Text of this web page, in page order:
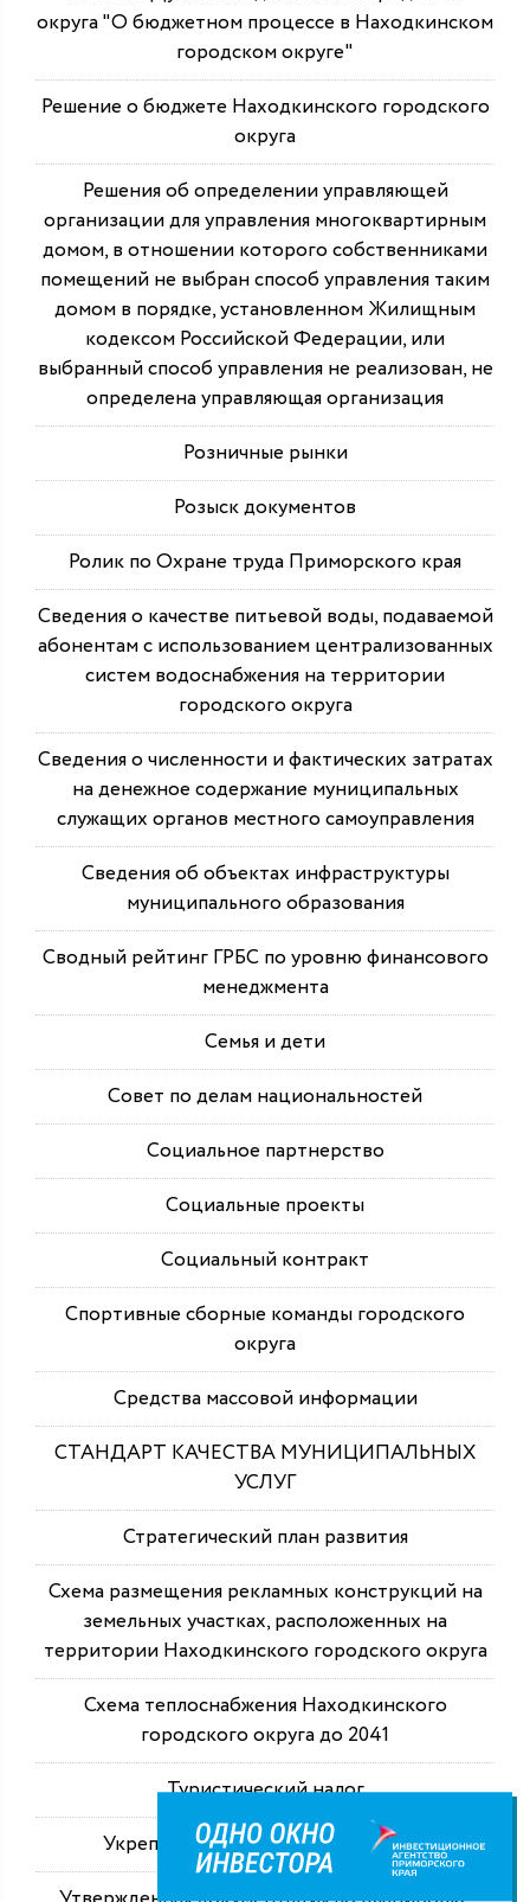
округа "О бюджетном процессе в Находкинском
городском округе"
Решение о бюджете Находкинского городского
округа
Решения об определении управляющей
организации для управления многоквартирным
домом, в отношении которого собственниками
помещений не выбран способ управления таким
домом в порядке, установленном Жилищным
кодексом Российской Федерации, или
выбранный способ управления не реализован, не
определена управляющая организация
Розничные рынки
Розыск документов
Ролик по Охране труда Приморского края
Сведения о качестве питьевой воды, подаваемой
абонентам с использованием централизованных
систем водоснабжения на территории
городского округа
Сведения о численности и фактических затратах
на денежное содержание муниципальных
служащих органов местного самоуправления
Сведения об объектах инфраструктуры
муниципального образования
Сводный рейтинг ГРБС по уровню финансового
менеджмента
Семья и дети
Совет по делам национальностей
Социальное партнерство
Социальные проекты
Социальный контракт
Спортивные сборные команды городского
округа
Средства массовой информации
СТАНДАРТ КАЧЕСТВА МУНИЦИПАЛЬНЫХ
УСЛУГ
Стратегический план развития
Схема размещения рекламных конструкций на
земельных участках, расположенных на
территории Находкинского городского округа
Схема теплоснабжения Находкинского
городского округа до 2041
Туристический налог
Укрепление здоровья работающих